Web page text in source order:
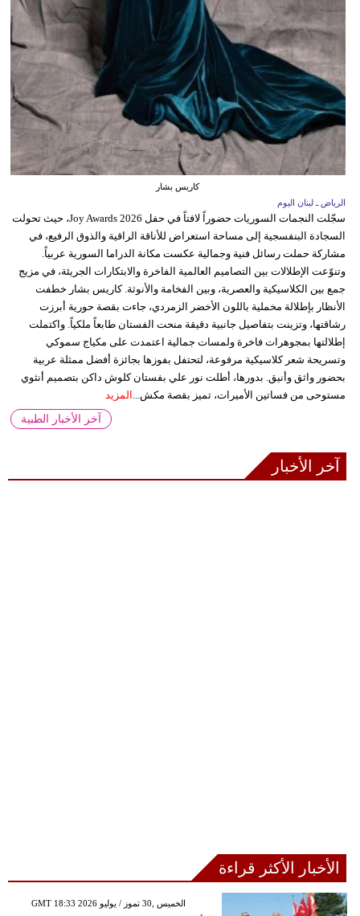
كاريس بشار
الرياض ـ لبنان اليوم
سجّلت النجمات السوريات حضوراً لافتاً في حفل Joy Awards 2026، حيث تحولت
السجادة البنفسجية إلى مساحة استعراض للأناقة الراقية والذوق الرفيع، في
مشاركة حملت رسائل فنية وجمالية عكست مكانة الدراما السورية عربياً.
وتنوّعت الإطلالات بين التصاميم العالمية الفاخرة والابتكارات الجريئة، في مزيج
جمع بين الكلاسيكية والعصرية، وبين الفخامة والأنوثة. كاريس بشار خطفت
الأنظار بإطلالة مخملية باللون الأخضر الزمردي، جاءت بقصة حورية أبرزت
رشاقتها، وتزينت بتفاصيل جانبية دقيقة منحت الفستان طابعاً ملكياً. واكتملت
إطلالتها بمجوهرات فاخرة ولمسات جمالية اعتمدت على مكياج سموكي
وتسريحة شعر كلاسيكية مرفوعة، لتحتفل بفوزها بجائزة أفضل ممثلة عربية
بحضور واثق وأنيق. بدورها، أطلت نور علي بفستان كلوش داكن بتصميم أنثوي
مستوحى من فساتين الأميرات، تميز بقصة مكش...
المزيد
آخر الأخبار الطبية
آخر الأخبار
الأخبار الأكثر قراءة
GMT 18:33 2026 الخميس ,30 تموز / يوليو